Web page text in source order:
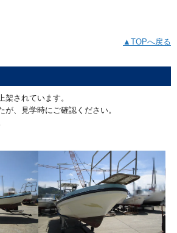
▲TOPへ戻る
架されています。
、見学時にご確認ください。